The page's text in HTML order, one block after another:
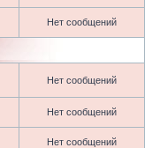
Нет сообщений
Нет сообщений
Нет сообщений
Нет сообщений